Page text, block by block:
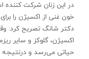
در این زنان شركت كننده
خون غنی از اكسیژن را
دكتر شانگ تصریح كرد:
اكسیژن، گلوكز و سایر
حیاتی می‌رسد و درنتیجه